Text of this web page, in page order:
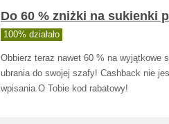
Do 60 % zniżki na sukienki
100% działało
Obbierz teraz nawet 60 % na wyjątkowe
ubrania do swojej szafy! Cashback nie
wpisania O Tobie kod rabatowy!